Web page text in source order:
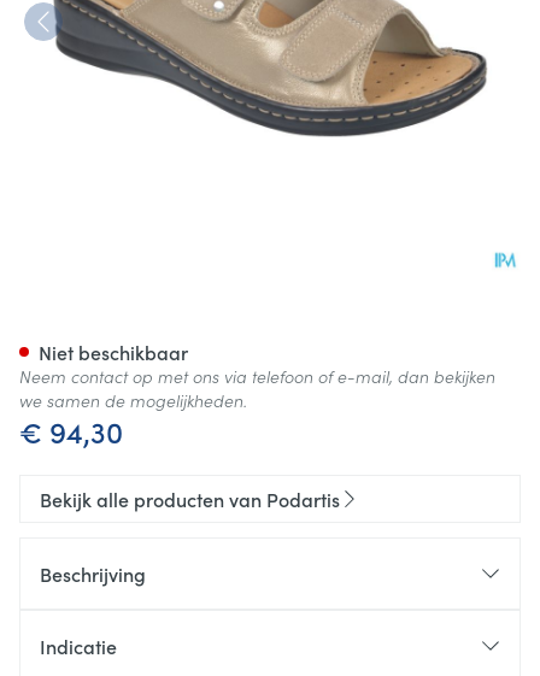
€ 94,30
Niet beschikbaar
Neem contact op met ons via telefoon of e-mail, dan bekijken
we samen de mogelijkheden.
Bekijk alle producten van Podartis
Beschrijving
Indicatie